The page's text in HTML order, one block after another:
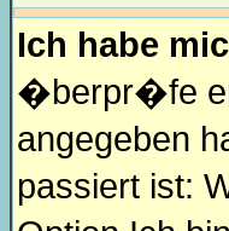
Ich habe
�berpr�fe
angegeben
passiert ist: